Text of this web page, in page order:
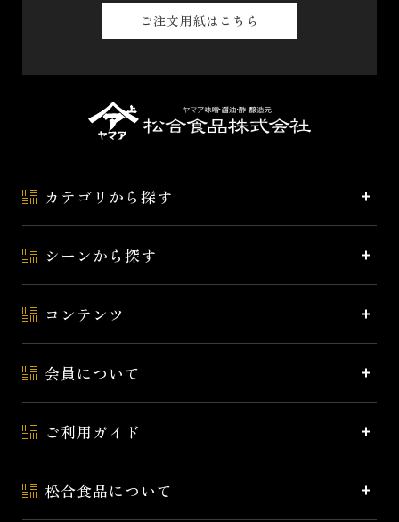
ご注文用紙はこちら
カテゴリから探す
シーンから探す
コンテンツ
会員について
ご利用ガイド
松合食品について